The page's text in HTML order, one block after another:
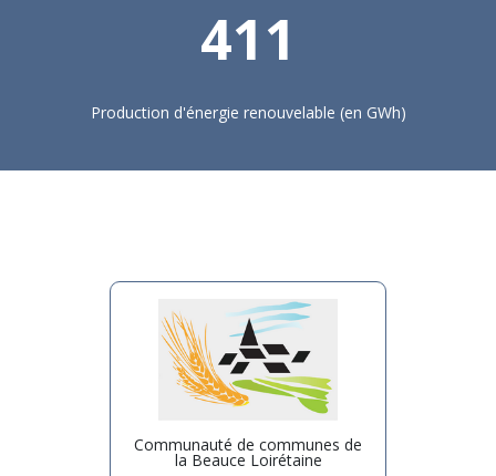
411
Production d'énergie renouvelable (en GWh)
Communauté de communes de
la Beauce Loirétaine